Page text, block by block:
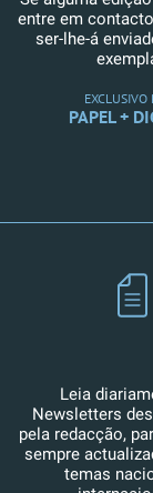
entre em
ser-lhe-á
EXCLUSIVO
PAPEL +
Leia
Newsletters
pela redacção,
sempre
temas